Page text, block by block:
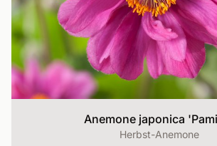
Anemone japonica
Herbst-Anemone